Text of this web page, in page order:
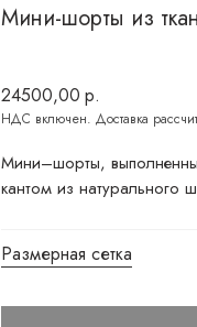
Мини-шорты из
24500,00 р.
Мини–шорты,
кантом из натурального
Размерная сетка